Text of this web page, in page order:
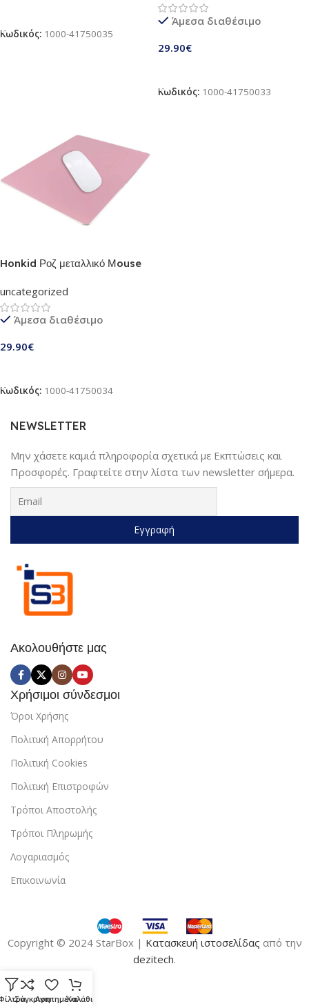
Κωδικός: 1000-41750035
Άμεσα διαθέσιμο
29.90€
Κωδικός: 1000-41750033
Honkid Ροζ μεταλλικό Μouse
επιφάνεια, 23x18cm, συμβατό
με όλα τα ποντίκια-Ταιριάζει
τέλεια με Macbook (HP118)
uncategorized
Άμεσα διαθέσιμο
29.90€
Κωδικός: 1000-41750034
Ακολουθήστε μας
Χρήσιμοι σύνδεσμοι
Όροι Χρήσης
Πολιτική Απορρήτου
Πολιτική Cookies
Πολιτική Επιστροφών
Τρόποι Αποστολής
Τρόποι Πληρωμής
Λογαριασμός
Επικοινωνία
NEWSLETTER
Μην χάσετε καμιά πληροφορία σχετικά με Εκπτώσεις και
Προσφορές. Γραφτείτε στην λίστα των newsletter σήμερα.
Copyright © 2024 StarBox | Κατασκευή ιστοσελίδας από την
dezitech.
ΣύγκρισηΑγαπημέναΚαλάθι